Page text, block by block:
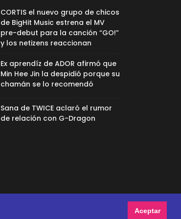
Aceptar
CORTIS el nuevo grupo de chicos
de BigHit Music estrena el MV
pre-debut para la canción “GO!”
y los netizens reaccionan
Ex aprendíz de ADOR afirmó que
Min Hee Jin la despidió porque su
chamán se lo recomendó
Sana de TWICE aclaró el rumor
de relación con G-Dragon